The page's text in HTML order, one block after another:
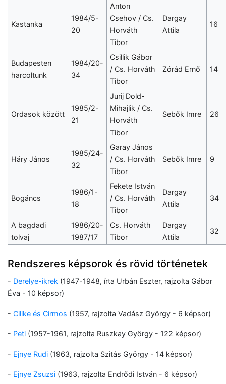
Kastanka
1984/5-
20
Anton
Csehov / Cs.
Horváth
Tibor
Dargay
Attila
16
Budapesten
harcoltunk
1984/20-
34
Csillik Gábor
/ Cs. Horváth
Tibor
Zórád Ernő 14
Ordasok között
1985/2-
21
Jurij Dold-
Mihajlik / Cs.
Horváth
Tibor
Sebők Imre 26
Háry János
1985/24-
32
Garay János
/ Cs. Horváth
Tibor
Sebők Imre 9
Bogáncs
1986/1-
18
Fekete István
/ Cs. Horváth
Tibor
Dargay
Attila
34
A bagdadi
tolvaj
1986/20-
1987/17
Cs. Horváth
Tibor
Dargay
Attila
32
Rendszeres képsorok és rövid történetek
- Derelye-ikrek (1947-1948, írta Urbán Eszter, rajzolta Gábor
Éva - 10 képsor)
- Cilike és Cirmos (1957, rajzolta Vadász György - 6 képsor)
- Peti (1957-1961, rajzolta Ruszkay György - 122 képsor)
- Ejnye Rudi (1963, rajzolta Szitás György - 14 képsor)
- Ejnye Zsuzsi (1963, rajzolta Endrődi István - 6 képsor)